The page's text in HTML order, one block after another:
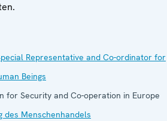
Representative and Co-ordinator for
Beings
for Security and Co-operation in Europe
des Menschenhandels